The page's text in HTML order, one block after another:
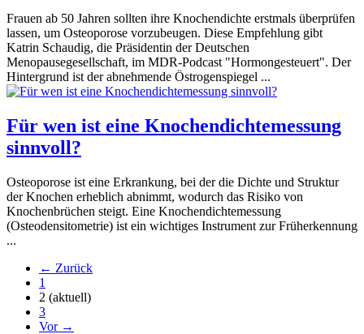
Frauen ab 50 Jahren sollten ihre Knochendichte erstmals überprüfen
lassen, um Osteoporose vorzubeugen. Diese Empfehlung gibt
Katrin Schaudig, die Präsidentin der Deutschen
Menopausegesellschaft, im MDR-Podcast "Hormongesteuert". Der
Hintergrund ist der abnehmende Östrogenspiegel ...
Für wen ist eine Knochendichtemessung
sinnvoll?
Osteoporose ist eine Erkrankung, bei der die Dichte und Struktur
der Knochen erheblich abnimmt, wodurch das Risiko von
Knochenbrüchen steigt. Eine Knochendichtemessung
(Osteodensitometrie) ist ein wichtiges Instrument zur Früherkennung
...
← Zurück
1
2 (aktuell)
3
Vor →